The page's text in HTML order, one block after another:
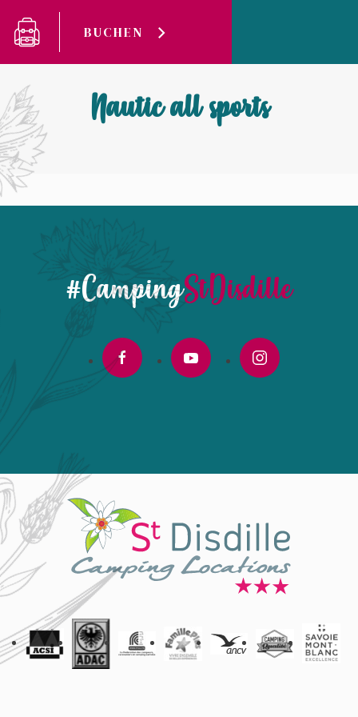
BUCHEN
Camping Saint-Disdille
Nautic all sports
#CampingStDisdille
facebook youtube instagram
Cookie-Einstellungen